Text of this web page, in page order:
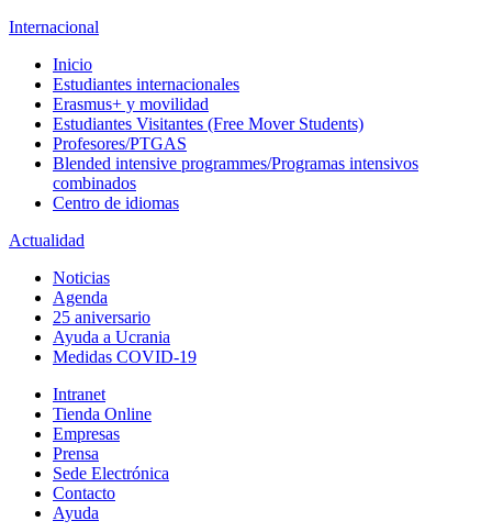
Internacional
Inicio
Estudiantes internacionales
Erasmus+ y movilidad
Estudiantes Visitantes (Free Mover Students)
Profesores/PTGAS
Blended intensive programmes/Programas intensivos
combinados
Centro de idiomas
Actualidad
Noticias
Agenda
25 aniversario
Ayuda a Ucrania
Medidas COVID-19
Intranet
Tienda Online
Empresas
Prensa
Sede Electrónica
Contacto
Ayuda